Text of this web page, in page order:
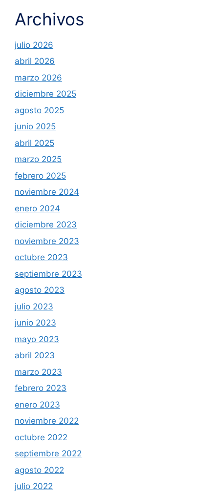
Archivos
julio 2026
abril 2026
marzo 2026
diciembre 2025
agosto 2025
junio 2025
abril 2025
marzo 2025
febrero 2025
noviembre 2024
enero 2024
diciembre 2023
noviembre 2023
octubre 2023
septiembre 2023
agosto 2023
julio 2023
junio 2023
mayo 2023
abril 2023
marzo 2023
febrero 2023
enero 2023
noviembre 2022
octubre 2022
septiembre 2022
agosto 2022
julio 2022